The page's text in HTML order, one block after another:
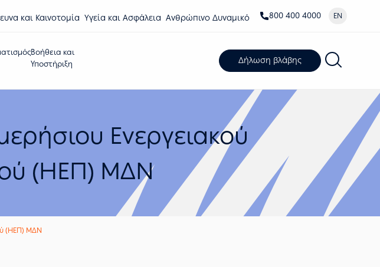
και Καινοτομία Υγεία και Ασφάλεια Ανθρώπινο Δυναμικό 800 400 4000 EN
Βοήθεια και
Υποστήριξη
Δήλωση βλάβης
Ενεργειακού
(ΗΕΠ) ΜΔΝ
(ΗΕΠ) ΜΔΝ